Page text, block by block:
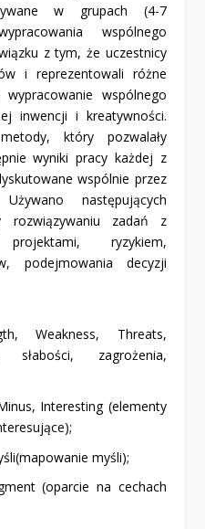
w grupach (4-7
wspólnego
z tym, że uczestnicy
i reprezentowali różne
wspólnego
inwencji i kreatywności.
który pozwalały
wyniki pracy każdej z
wspólnie przez
następujących
rozwiązywaniu zadań z
ryzykiem,
podejmowania decyzji
Weakness, Threats,
słabości, zagrożenia,
Interesting (elementy
myśli);
(oparcie na cechach